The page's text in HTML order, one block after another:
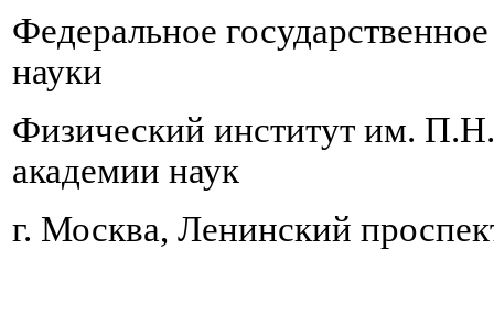
Федеральное
науки
Физический институт им.
академии наук
г. Москва, Ленинский